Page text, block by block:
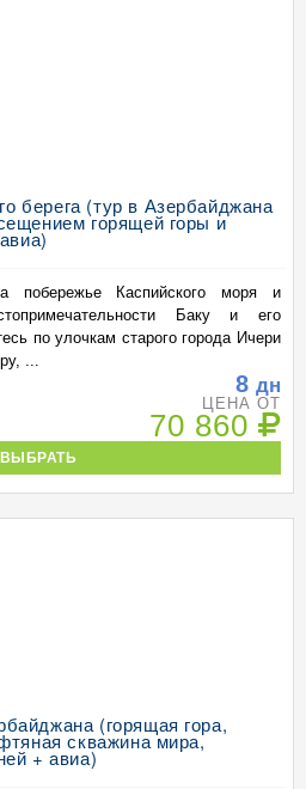
берега (тур в Азербайджана
горящей горы и
побережье Каспийского моря и
Баку и его
по улочкам старого города Ичери
...
8 дн
ЦЕНА ОТ
70 860
ВЫБРАТЬ
(горящая гора,
скважина мира,
+ авиа)